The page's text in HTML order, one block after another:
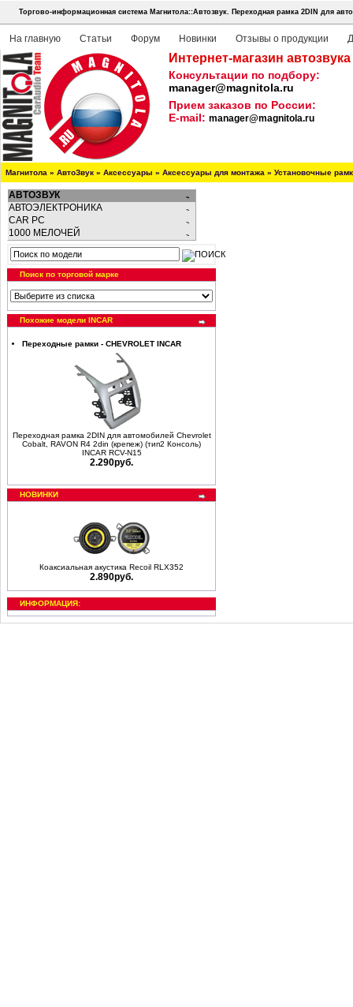
Торгово-информационная система Магнитола::Автозвук. Переходная рамка 2DIN для
На главную Статьи Форум Новинки Отзывы о продукции
Интернет-магазин
Консультации по подбору:
manager@magnitola.ru
Прием заказов по России:
E-mail: manager@magnitola.ru
Магнитола » АвтоЗвук » Аксессуары » Аксессуары для монтажа » Установочные
АВТОЗВУК
АВТОЭЛЕКТРОНИКА
CAR PC
1000 МЕЛОЧЕЙ
Поиск по торговой марке
Похожие модели INCAR
Переходные рамки - CHEVROLET INCAR
Переходная рамка 2DIN для автомобилей Chevrolet
Cobalt, RAVON R4 2din (крепеж) (тип2 Консоль)
INCAR RCV-N15
2.290руб.
НОВИНКИ
Коаксиальная акустика Recoil RLX352
2.890руб.
ИНФОРМАЦИЯ: